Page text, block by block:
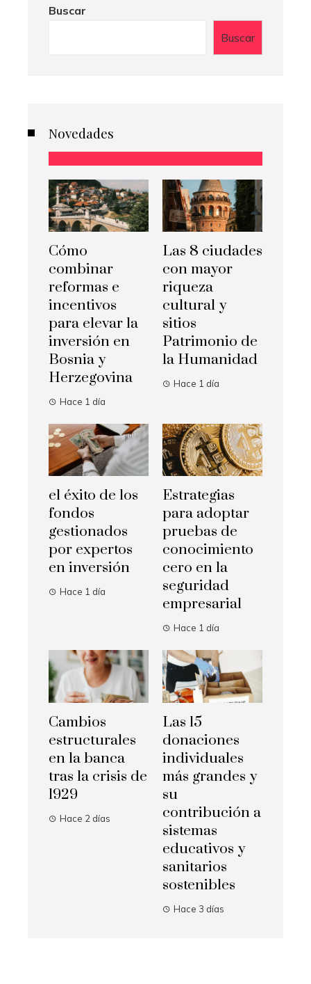
Buscar
Buscar
Novedades
Cómo
combinar
reformas e
incentivos
para elevar la
inversión en
Bosnia y
Herzegovina
Hace 1 día
Las 8 ciudades
con mayor
riqueza
cultural y
sitios
Patrimonio de
la Humanidad
Hace 1 día
el éxito de los
fondos
gestionados
por expertos
en inversión
Hace 1 día
Estrategias
para adoptar
pruebas de
conocimiento
cero en la
seguridad
empresarial
Hace 1 día
Cambios
estructurales
en la banca
tras la crisis de
1929
Hace 2 días
Las 15
donaciones
individuales
más grandes y
su
contribución a
sistemas
educativos y
sanitarios
sostenibles
Hace 3 días